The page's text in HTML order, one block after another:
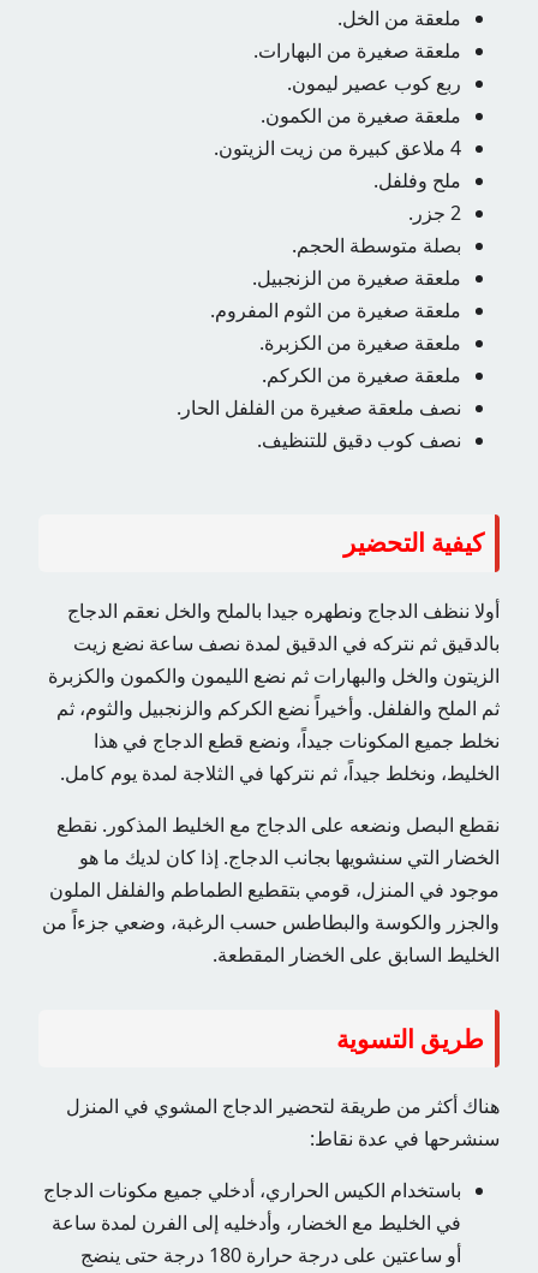
ملعقة من الخل.
ملعقة صغيرة من البهارات.
ربع كوب عصير ليمون.
ملعقة صغيرة من الكمون.
4 ملاعق كبيرة من زيت الزيتون.
ملح وفلفل.
2 جزر.
بصلة متوسطة الحجم.
ملعقة صغيرة من الزنجبيل.
ملعقة صغيرة من الثوم المفروم.
ملعقة صغيرة من الكزبرة.
ملعقة صغيرة من الكركم.
نصف ملعقة صغيرة من الفلفل الحار.
نصف كوب دقيق للتنظيف.
كيفية التحضير
أولا ننظف الدجاج ونطهره جيدا بالملح والخل نعقم الدجاج
بالدقيق ثم نتركه في الدقيق لمدة نصف ساعة نضع زيت
الزيتون والخل والبهارات ثم نضع الليمون والكمون والكزبرة
ثم الملح والفلفل. وأخيراً نضع الكركم والزنجبيل والثوم، ثم
نخلط جميع المكونات جيداً، ونضع قطع الدجاج في هذا
الخليط، ونخلط جيداً، ثم نتركها في الثلاجة لمدة يوم كامل.
نقطع البصل ونضعه على الدجاج مع الخليط المذكور. نقطع
الخضار التي سنشويها بجانب الدجاج. إذا كان لديك ما هو
موجود في المنزل، قومي بتقطيع الطماطم والفلفل الملون
والجزر والكوسة والبطاطس حسب الرغبة، وضعي جزءاً من
الخليط السابق على الخضار المقطعة.
طريق التسوية
هناك أكثر من طريقة لتحضير الدجاج المشوي في المنزل
سنشرحها في عدة نقاط:
باستخدام الكيس الحراري، أدخلي جميع مكونات الدجاج
في الخليط مع الخضار، وأدخليه إلى الفرن لمدة ساعة
أو ساعتين على درجة حرارة 180 درجة حتى ينضج